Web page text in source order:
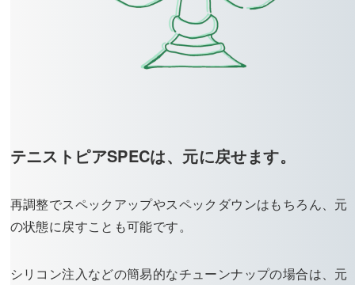
テニストピアSPECは、元に戻せます。
再調整でスペックアップやスペックダウンはもちろん、元
の状態に戻すことも可能です。
シリコン注入などの簡易的なチューンナップの場合は、元